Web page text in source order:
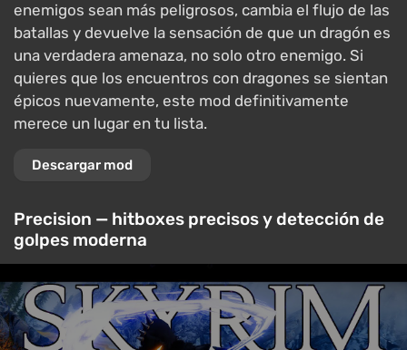
enemigos sean más peligrosos, cambia el flujo de las
batallas y devuelve la sensación de que un dragón es
una verdadera amenaza, no solo otro enemigo. Si
quieres que los encuentros con dragones se sientan
épicos nuevamente, este mod definitivamente
merece un lugar en tu lista.
Descargar mod
Precision — hitboxes precisos y detección de
golpes moderna